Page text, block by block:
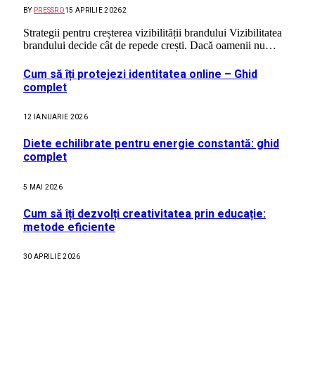
BY PRESSRO15 APRILIE 20262
Strategii pentru creșterea vizibilității brandului Vizibilitatea
brandului decide cât de repede crești. Dacă oamenii nu…
Cum să îți protejezi identitatea online – Ghid
complet
12 IANUARIE 2026
Diete echilibrate pentru energie constantă: ghid
complet
5 MAI 2026
Cum să îți dezvolți creativitatea prin educație:
metode eficiente
30 APRILIE 2026